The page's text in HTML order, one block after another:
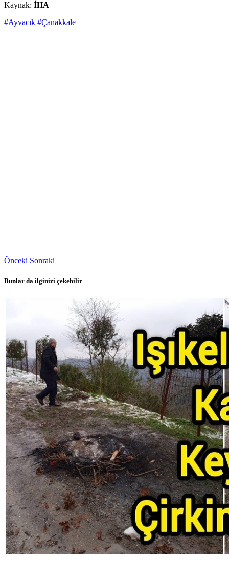
Kaynak: İHA
#Ayvacık #Çanakkale
Önceki Sonraki
Bunlar da ilginizi çekebilir